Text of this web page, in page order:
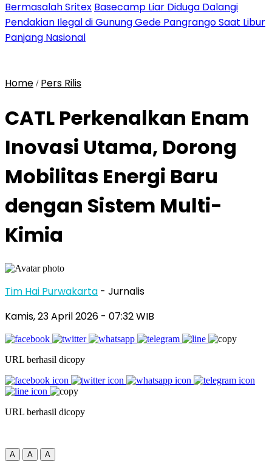
Bermasalah Sritex Basecamp Liar Diduga Dalangi
Pendakian Ilegal di Gunung Gede Pangrango Saat Libur
Panjang Nasional
Home / Pers Rilis
CATL Perkenalkan Enam
Inovasi Utama, Dorong
Mobilitas Energi Baru
dengan Sistem Multi-
Kimia
Tim Hai Purwakarta - Jurnalis
Kamis, 23 April 2026 - 07:32 WIB
URL berhasil dicopy
URL berhasil dicopy
A A A